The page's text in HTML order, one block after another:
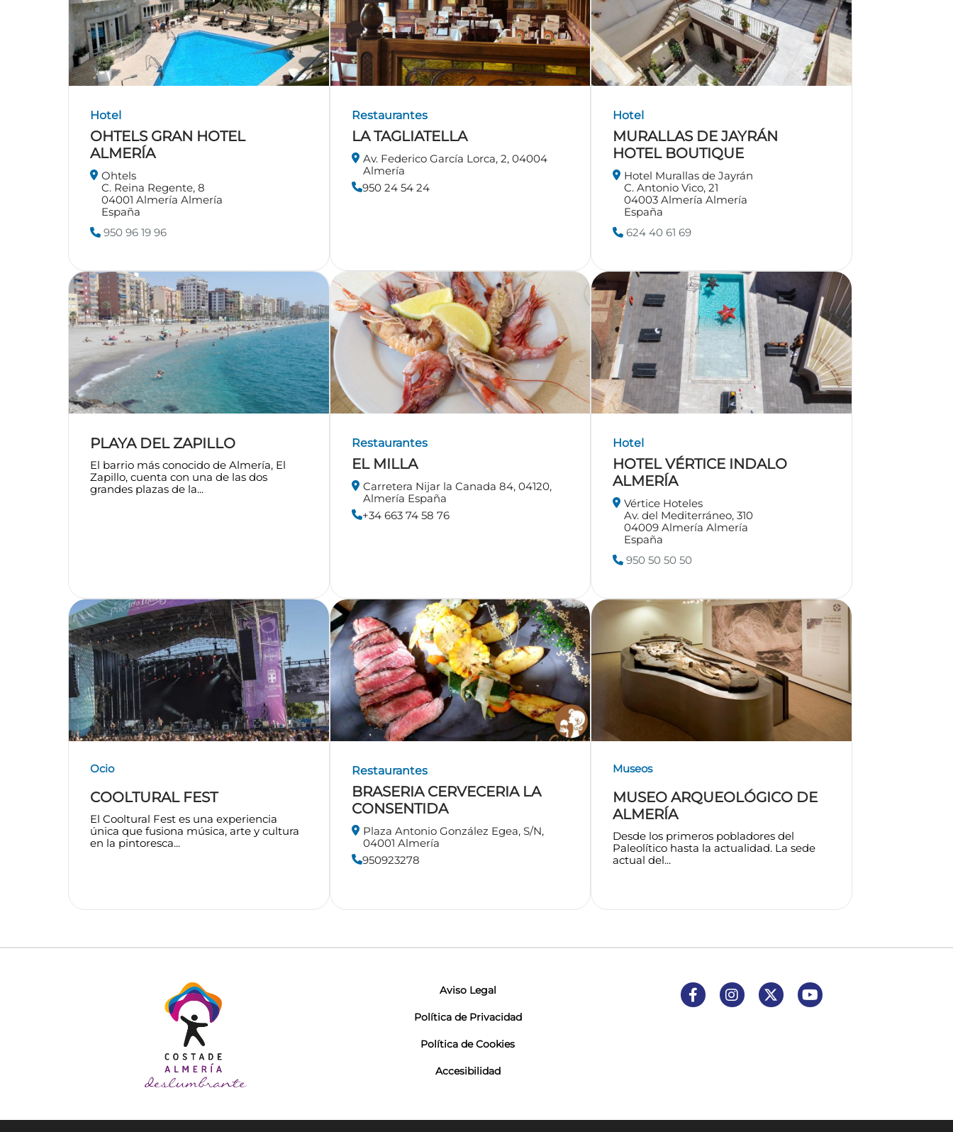
Hotel
OHTELS GRAN HOTEL
ALMERÍA
Ohtels
C. Reina Regente, 8
04001 Almería Almería
España
950 96 19 96
Restaurantes
LA TAGLIATELLA
Av. Federico García Lorca, 2, 04004
Almería
950 24 54 24
Hotel
MURALLAS DE JAYRÁN
HOTEL BOUTIQUE
Hotel Murallas de Jayrán
C. Antonio Vico, 21
04003 Almería Almería
España
624 40 61 69
PLAYA DEL ZAPILLO
El barrio más conocido de Almería, El
Zapillo, cuenta con una de las dos
grandes plazas de la...
Restaurantes
EL MILLA
Carretera Nijar la Canada 84, 04120,
Almería España
+34 663 74 58 76
Hotel
HOTEL VÉRTICE INDALO
ALMERÍA
Vértice Hoteles
Av. del Mediterráneo, 310
04009 Almería Almería
España
950 50 50 50
Ocio
COOLTURAL FEST
El Cooltural Fest es una experiencia
única que fusiona música, arte y cultura
en la pintoresca...
Restaurantes
BRASERIA CERVECERIA LA
CONSENTIDA
Plaza Antonio González Egea, S/N,
04001 Almería
950923278
Museos
MUSEO ARQUEOLÓGICO DE
ALMERÍA
Desde los primeros pobladores del
Paleolítico hasta la actualidad. La sede
actual del...
Aviso Legal
Política de Privacidad
Política de Cookies
Accesibilidad
Enlace a Facebook
Enlace a Instagram
Enlace a X (Twitter)
Enlace a Youtube Channel